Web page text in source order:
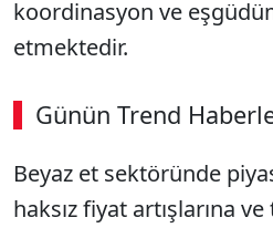
koordinasyon ve
etmektedir.
Günün Trend
Beyaz et sektöründe
haksız fiyat artışlarına